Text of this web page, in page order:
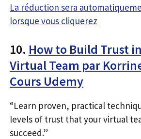
La réduction sera
lorsque vous cliquerez
10. How to Build Trust
Virtual Team par
Cours Udemy
“Learn proven, practical
levels of trust that your virtual
succeed.”